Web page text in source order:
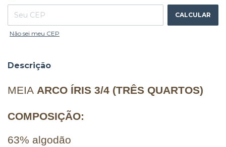
CALCULAR
Não sei meu CEP
Descrição
MEIA ARCO ÍRIS 3/4 (TRÊS QUARTOS)
COMPOSIÇÃO:
63% algodão